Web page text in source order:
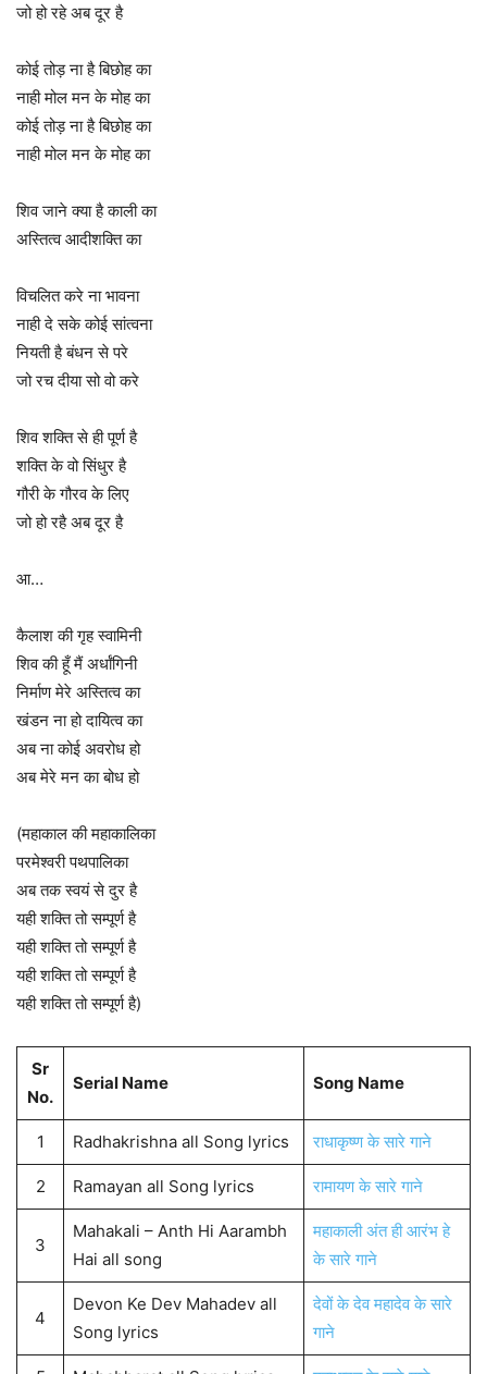
जो हो रहे अब दूर है
कोई तोड़ ना है बिछोह का
नाही मोल मन के मोह का
कोई तोड़ ना है बिछोह का
नाही मोल मन के मोह का
शिव जाने क्या है काली का
अस्तित्व आदीशक्ति का
विचलित करे ना भावना
नाही दे सके कोई सांत्वना
नियती है बंधन से परे
जो रच दीया सो वो करे
शिव शक्ति से ही पूर्ण है
शक्ति के वो सिंधुर है
गौरी के गौरव के लिए
जो हो रहै अब दूर है
आ…
कैलाश की गृह स्वामिनी
शिव की हूँ मैं अर्धांगिनी
निर्माण मेरे अस्तित्व का
खंडन ना हो दायित्व का
अब ना कोई अवरोध हो
अब मेरे मन का बोध हो
(महाकाल की महाकालिका
परमेश्वरी पथपालिका
अब तक स्वयं से दुर है
यही शक्ति तो सम्पूर्ण है
यही शक्ति तो सम्पूर्ण है
यही शक्ति तो सम्पूर्ण है
यही शक्ति तो सम्पूर्ण है)
Sr
No.
Serial Name Song Name
1 Radhakrishna all Song lyrics राधाकृष्ण के सारे गाने
2 Ramayan all Song lyrics रामायण के सारे गाने
3
Mahakali – Anth Hi Aarambh
Hai all song
महाकाली अंत ही आरंभ हे
के सारे गाने
4
Devon Ke Dev Mahadev all
Song lyrics
देवों के देव महादेव के सारे
गाने